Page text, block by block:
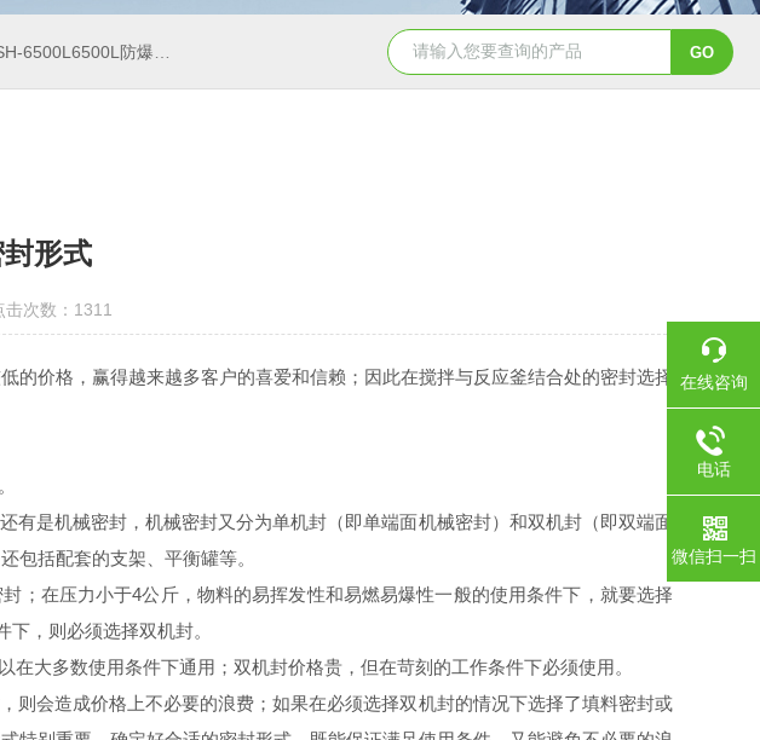
6500L6500L防爆加氢工业反应釜 GSH-0.5L0.5L不锈钢磁力密封聚酯反应釜
形式
次数：1311
价格，赢得越来越多客户的喜爱和信赖；因此在搅拌与反应釜结合处的密封选择
是机械密封，机械密封又分为单机封（即单端面机械密封）和双机封（即双端面
包括配套的支架、平衡罐等。
；在压力小于4公斤，物料的易挥发性和易燃易爆性一般的使用条件下，就要选择
，则必须选择双机封。
大多数使用条件下通用；双机封价格贵，但在苛刻的工作条件下必须使用。
会造成价格上不必要的浪费；如果在必须选择双机封的情况下选择了填料密封或
在线咨询
电话
微信扫一扫